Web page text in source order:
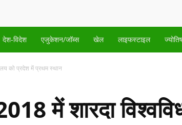
देश-विदेश एजुकेशन/जॉब्स खेल लाइफस्टाइल
को प्रदेश में प्रथम स्थान
में शारदा